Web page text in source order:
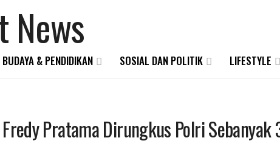
& PENDIDIKAN SOSIAL DAN POLITIK LIFESTYLE
Pratama Dirungkus Polri Sebanyak